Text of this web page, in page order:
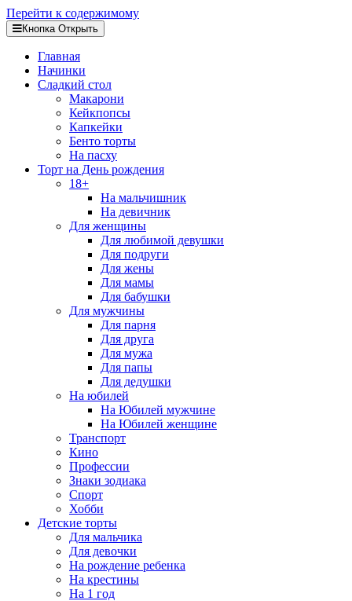
Перейти к содержимому
Кнопка Открыть
Главная
Начинки
Сладкий стол
Макарони
Кейкпопсы
Капкейки
Бенто торты
На пасху
Торт на День рождения
18+
На мальчишник
На девичник
Для женщины
Для любимой девушки
Для подруги
Для жены
Для мамы
Для бабушки
Для мужчины
Для парня
Для друга
Для мужа
Для папы
Для дедушки
На юбилей
На Юбилей мужчине
На Юбилей женщине
Транспорт
Кино
Профессии
Знаки зодиака
Спорт
Хобби
Детские торты
Для мальчика
Для девочки
На рождение ребенка
На крестины
На 1 год